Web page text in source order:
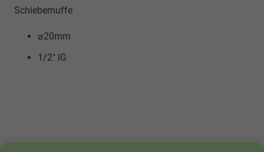
Schiebemuffe
⌀20mm
1/2″ IG